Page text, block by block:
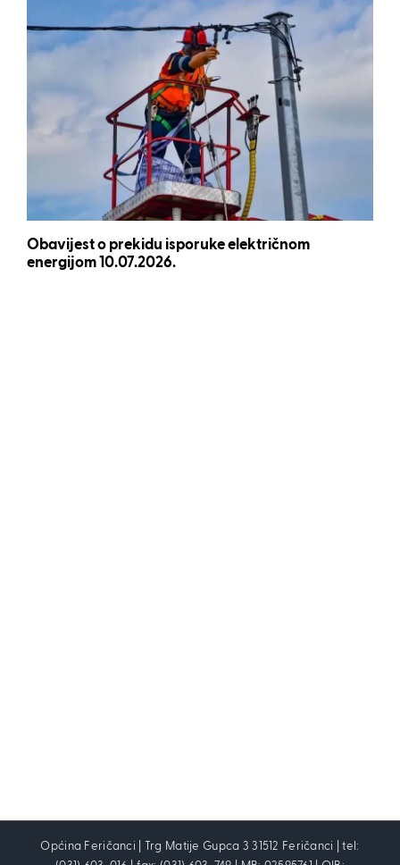
Obavijest o prekidu isporuke električnom
energijom 10.07.2026.
Općina Feričanci | Trg Matije Gupca 3 31512 Feričanci | tel: